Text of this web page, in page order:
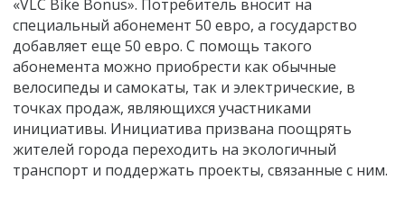
«VLC Bike Bonus». Потребитель вносит на
специальный абонемент 50 евро, а государство
добавляет еще 50 евро. С помощь такого
абонемента можно приобрести как обычные
велосипеды и самокаты, так и электрические, в
точках продаж, являющихся участниками
инициативы. Инициатива призвана поощрять
жителей города переходить на экологичный
транспорт и поддержать проекты, связанные с ним.